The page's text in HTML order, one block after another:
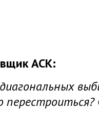
АСК:
перестроиться?